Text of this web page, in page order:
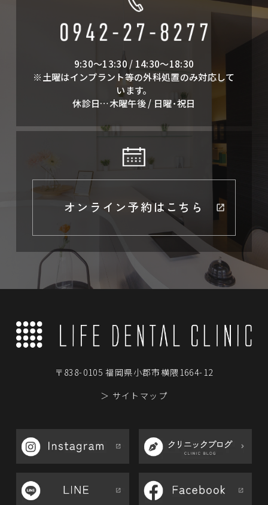
9:30～13:30 / 14:30～18:30
※土曜はインプラント等の外科処置のみ対応して
います。
休診日…木曜午後 / 日曜･祝日
オンライン予約はこちら
〒838-0105 福岡県小郡市横隈1664-12
＞ サイトマップ